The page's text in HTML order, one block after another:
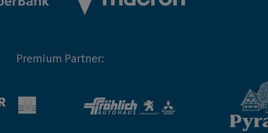
Premium Partner: